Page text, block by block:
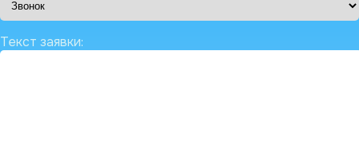
Текст заявки: